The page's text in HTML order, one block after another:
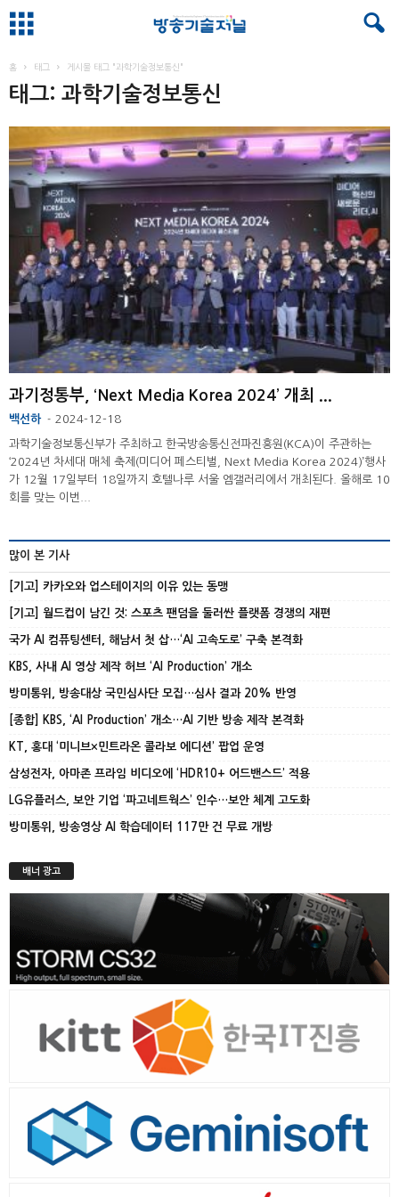
홈 태그 게시물 태그 "과학기술정보통신"
태그: 과학기술정보통신
과기정통부, ‘Next Media Korea 2024’ 개최 ...
백선하 - 2024-12-18
과학기술정보통신부가 주최하고 한국방송통신전파진흥원(KCA)이 주관하는
‘2024년 차세대 매체 축제(미디어 페스티벌, Next Media Korea 2024)’행사
가 12월 17일부터 18일까지 호텔나루 서울 엠갤러리에서 개최된다. 올해로 10
회를 맞는 이번...
많이 본 기사
[기고] 카카오와 업스테이지의 이유 있는 동맹
[기고] 월드컵이 남긴 것: 스포츠 팬덤을 둘러싼 플랫폼 경쟁의 재편
국가 AI 컴퓨팅센터, 해남서 첫 삽…‘AI 고속도로’ 구축 본격화
KBS, 사내 AI 영상 제작 허브 ‘AI Production’ 개소
방미통위, 방송대상 국민심사단 모집…심사 결과 20% 반영
[종합] KBS, ‘AI Production’ 개소…AI 기반 방송 제작 본격화
KT, 홍대 ‘미니브×민트라온 콜라보 에디션’ 팝업 운영
삼성전자, 아마존 프라임 비디오에 ‘HDR10+ 어드밴스드’ 적용
LG유플러스, 보안 기업 ‘파고네트웍스’ 인수…보안 체계 고도화
방미통위, 방송영상 AI 학습데이터 117만 건 무료 개방
배너 광고